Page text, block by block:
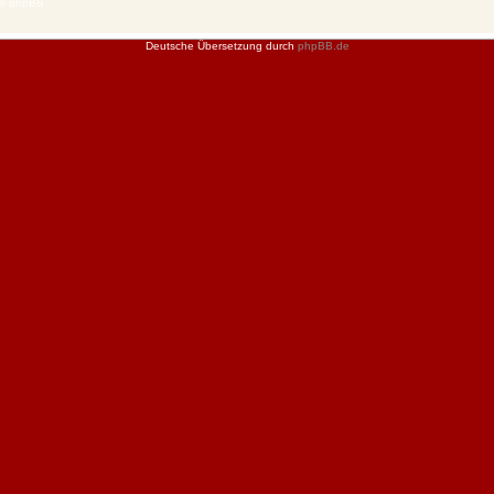
Deutsche Übersetzung durch phpBB.de